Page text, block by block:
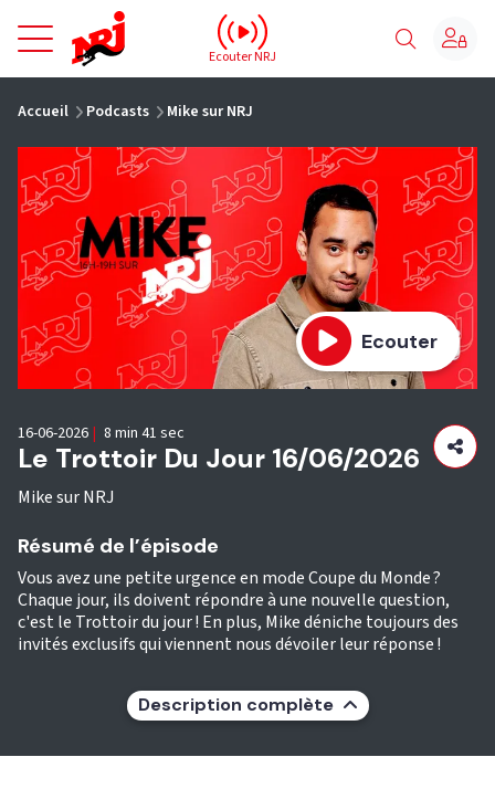
NRJ - Accueil
Ecouter NRJ
Accueil Podcasts Mike sur NRJ
Ecouter
Le Trottoir Du Jour 16/06/2026
Mike sur NRJ
16-06-2026 | 8 min 41 sec
Résumé de l’épisode
Vous avez une petite urgence en mode Coupe du Monde ?
Chaque jour, ils doivent répondre à une nouvelle question,
c'est le Trottoir du jour ! En plus, Mike déniche toujours des
invités exclusifs qui viennent nous dévoiler leur réponse !
Description complète